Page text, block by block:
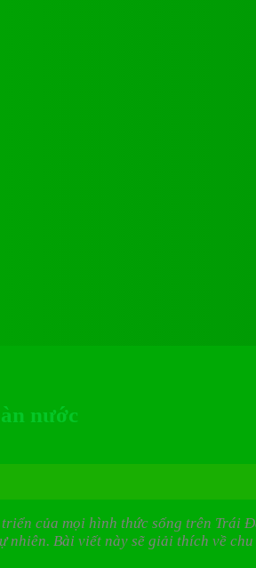
nước
của mọi hình thức sống trên Trái
Bài viết này sẽ giải thích về